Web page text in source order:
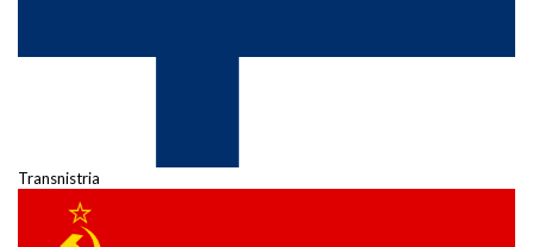
Transnistria